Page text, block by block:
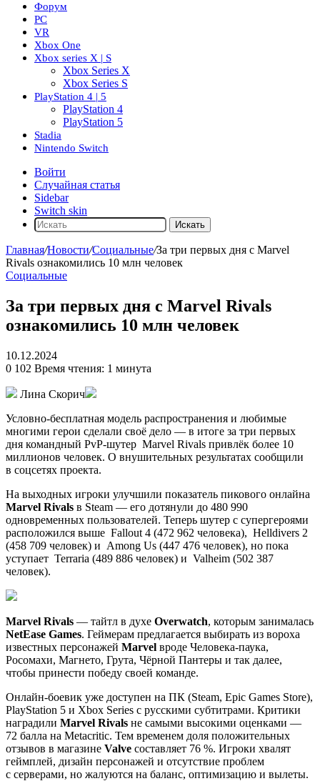
Форум
PC
VR
Xbox One
Xbox series X | S
Xbox Series X
Xbox Series S
PlayStation 4 | 5
PlayStation 4
PlayStation 5
Stadia
Nintendo Switch
Войти
Случайная статья
Sidebar
Switch skin
Искать
Главная/Новости/Социальные/За три первых дня с Marvel
Rivals ознакомились 10 млн человек
Социальные
За три первых дня с Marvel Rivals
ознакомились 10 млн человек
10.12.2024
0 102 Время чтения: 1 минута
Лина Скорич
Условно-бесплатная модель распространения и любимые
многими герои сделали своё дело — в итоге за три первых
дня командный PvP-шутер Marvel Rivals привлёк более 10
миллионов человек. О внушительных результатах сообщили
в соцсетях проекта.
На выходных игроки улучшили показатель пикового онлайна
Marvel Rivals в Steam — его дотянули до 480 990
одновременных пользователей. Теперь шутер с супергероями
расположился выше Fallout 4 (472 962 человека), Helldivers 2
(458 709 человек) и Among Us (447 476 человек), но пока
уступает Terraria (489 886 человек) и Valheim (502 387
человек).
Marvel Rivals — тайтл в духе Overwatch, которым занималась
NetEase Games. Геймерам предлагается выбирать из вороха
известных персонажей Marvel вроде Человека-паука,
Росомахи, Магнето, Грута, Чёрной Пантеры и так далее,
чтобы принести победу своей команде.
Онлайн-боевик уже доступен на ПК (Steam, Epic Games Store),
PlayStation 5 и Xbox Series с русскими субтитрами. Критики
наградили Marvel Rivals не самыми высокими оценками —
72 балла на Metacritic. Тем временем доля положительных
отзывов в магазине Valve составляет 76 %. Игроки хвалят
геймплей, дизайн персонажей и отсутствие проблем
с серверами, но жалуются на баланс, оптимизацию и вылеты.